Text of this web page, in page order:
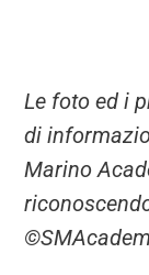
Le foto ed i
di
Marino